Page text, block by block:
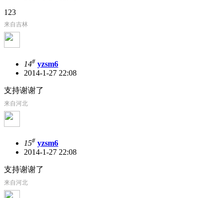
123
来自吉林
14# yzsm6
2014-1-27 22:08
支持谢谢了
来自河北
15# yzsm6
2014-1-27 22:08
支持谢谢了
来自河北